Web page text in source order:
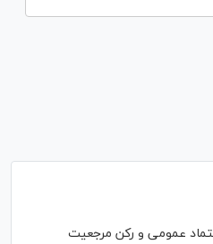
عمومی و رکن مرجعیت